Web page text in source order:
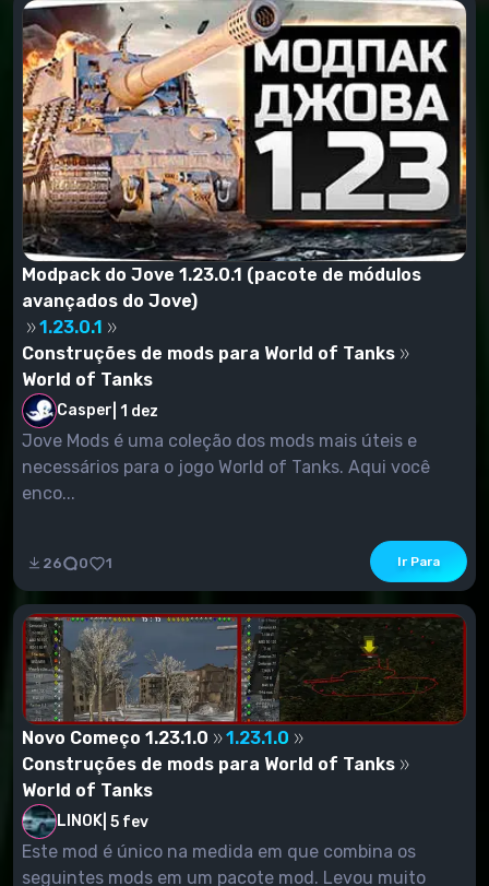
Modpack do Jove 1.23.0.1 (pacote de módulos
avançados do Jove)
1.23.0.1
Construções de mods para World of Tanks
World of Tanks
Casper 1 dez
Jove Mods é uma coleção dos mods mais úteis e
necessários para o jogo World of Tanks. Aqui você
enco...
26 0 1 Ir Para
Novo Começo 1.23.1.0
1.23.1.0
Construções de mods para World of Tanks
World of Tanks
LINOK 5 fev
Este mod é único na medida em que combina os
seguintes mods em um pacote mod. Levou muito